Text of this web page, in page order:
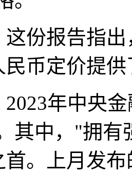
这份报告指
民币定价提
年中央
其中，"拥有
首。上月发